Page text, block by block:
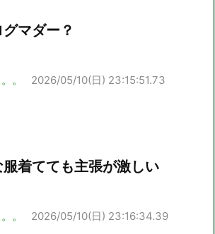
マダー？
。 2026/05/10(日) 23:15:51.73
着てても主張が激しい
。 2026/05/10(日) 23:16:34.39